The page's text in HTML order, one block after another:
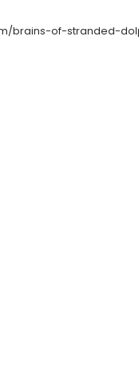
brains-of-stranded-